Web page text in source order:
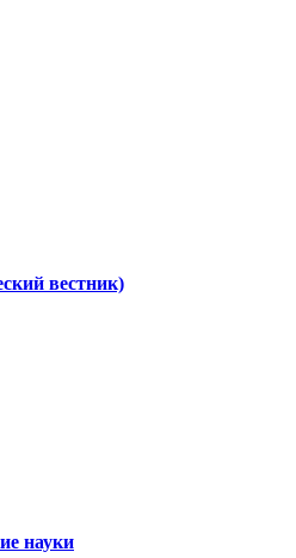
вестник)
науки